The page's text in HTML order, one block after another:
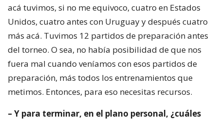
acá tuvimos, si no me equivoco, cuatro en Estados
Unidos, cuatro antes con Uruguay y después cuatro
más acá. Tuvimos 12 partidos de preparación antes
del torneo. O sea, no había posibilidad de que nos
fuera mal cuando veníamos con esos partidos de
preparación, más todos los entrenamientos que
metimos. Entonces, para eso necesitas recursos.
– Y para terminar, en el plano personal, ¿cuáles